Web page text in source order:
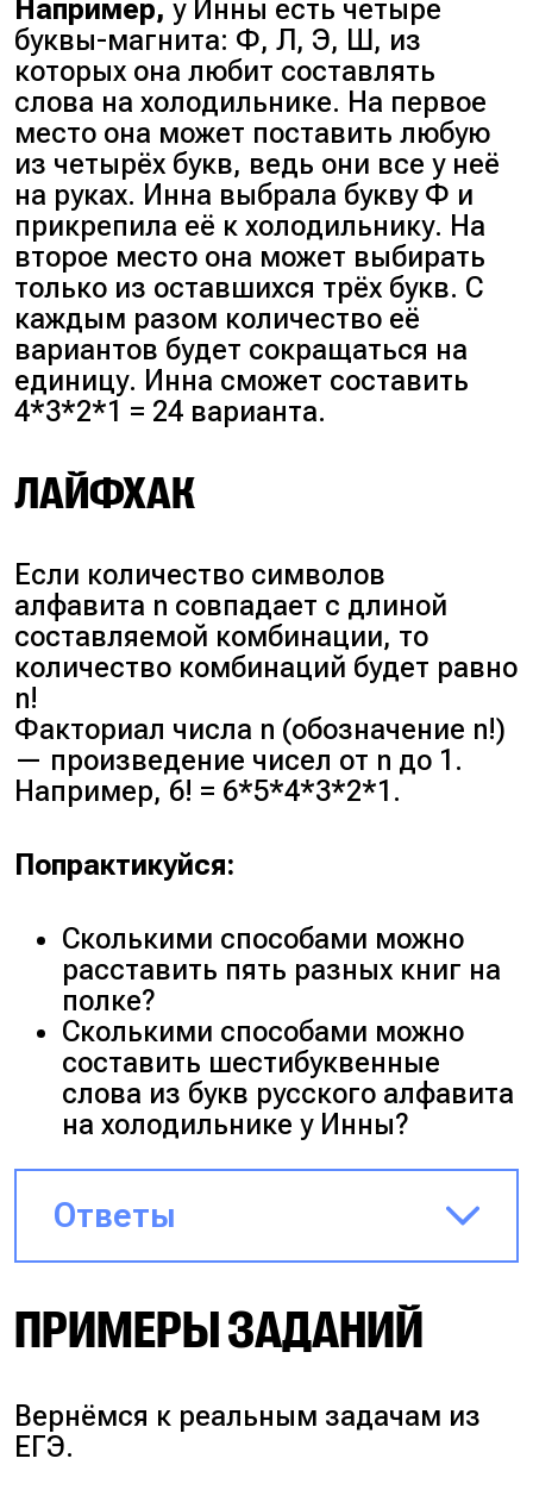
Например, у Инны есть четыре
буквы-магнита: Ф, Л, Э, Ш, из
которых она любит составлять
слова на холодильнике. На первое
место она может поставить любую
из четырёх букв, ведь они все у неё
на руках. Инна выбрала букву Ф и
прикрепила её к холодильнику. На
второе место она может выбирать
только из оставшихся трёх букв. С
каждым разом количество её
вариантов будет сокращаться на
единицу. Инна сможет составить
4*3*2*1 = 24 варианта.
ЛАЙФХАК
Если количество символов
алфавита n совпадает с длиной
составляемой комбинации, то
количество комбинаций будет равно
n!
Факториал числа n (обозначение n!)
— произведение чисел от n до 1.
Например, 6! = 6*5*4*3*2*1.
Попрактикуйся:
Сколькими способами можно
расставить пять разных книг на
полке?
Сколькими способами можно
составить шестибуквенные
слова из букв русского алфавита
на холодильнике у Инны?
Ответы
33*32*31*30*29*28 =
797448960
ПРИМЕРЫ ЗАДАНИЙ
Вернёмся к реальным задачам из
ЕГЭ.